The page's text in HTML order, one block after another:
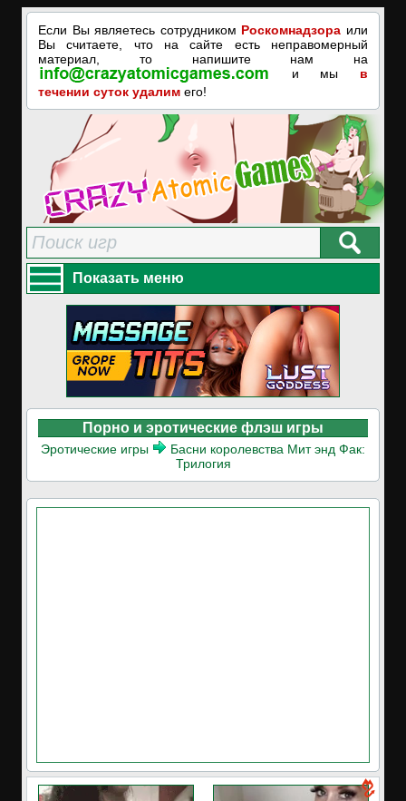
Если Вы являетесь сотрудником Роскомнадзора или
Вы считаете, что на сайте есть неправомерный
материал, то напишите нам на
и мы в
течении суток удалим его!
Показать меню
Порно и эротические флэш игры
Эротические игры
Басни королевства Мит энд Фак:
Трилогия